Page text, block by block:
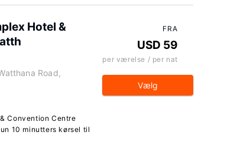
Hotel &
Road,
Convention Centre
10 minutters kørsel til
FRA
USD 59
per værelse / per nat
Vælg